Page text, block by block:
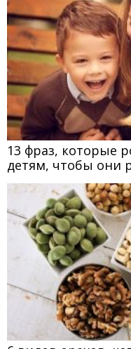
13 фраз, которые
детям, чтобы они